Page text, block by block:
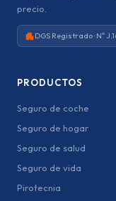
precio.
DGS Registrado · Nº
PRODUCTOS
Seguro de coche
Seguro de hogar
Seguro de salud
Seguro de vida
Pirotecnia